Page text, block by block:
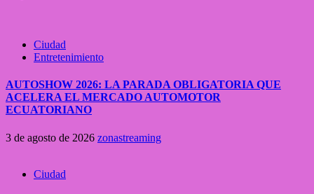
Ciudad
Entretenimiento
AUTOSHOW 2026: LA PARADA OBLIGATORIA QUE
ACELERA EL MERCADO AUTOMOTOR
ECUATORIANO
3 de agosto de 2026 zonastreaming
Ciudad